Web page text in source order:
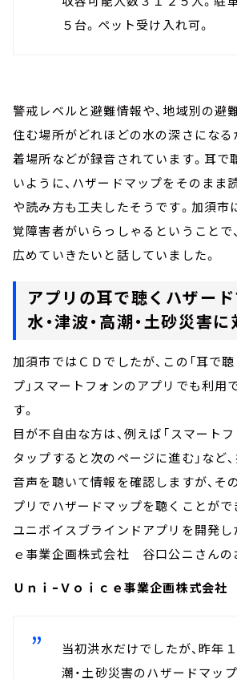
５台。ペット受け入れ可。
警戒レベルと避難情報や、地域別の避
住む場所がどれほどの水の深さになる
着場所などが録音されています。耳で
いように、ハザードマップをそのまま
や読み方も工夫したそうです。加須市
覚障害者がいらっしゃるということで
広めていきたいと話していました。
アプリの耳で聴くハザー
水・津波・高潮・土砂災害に
加須市ではＣＤでしたが、この「耳で
プ」スマートフォンのアプリでも利用
す。
目が不自由な方は、例えば「スマート
タップすると次のページに進む」など
音声を聴いて情報を確認しますが、そ
プリでハザードマップを聴くことがで
ユニボイスブラインドアプリを開発し
ｅ事業企画株式会社 谷口公ニさんの
ＵｎｉｰＶｏｉｃｅ事業企画株式会
当初洪水だけでしたが、昨年
潮・土砂災害のハザードマッ